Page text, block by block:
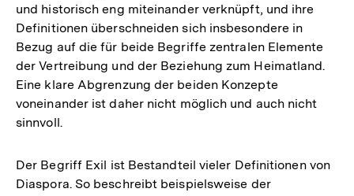
und historisch eng miteinander verknüpft, und ihre
Definitionen überschneiden sich insbesondere in
Bezug auf die für beide Begriffe zentralen Elemente
der Vertreibung und der Beziehung zum Heimatland.
Eine klare Abgrenzung der beiden Konzepte
voneinander ist daher nicht möglich und auch nicht
sinnvoll.
Der Begriff Exil ist Bestandteil vieler Definitionen von
Diaspora. So beschreibt beispielsweise der